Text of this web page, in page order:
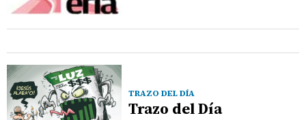
TRAZO DEL DÍA
Trazo del Día